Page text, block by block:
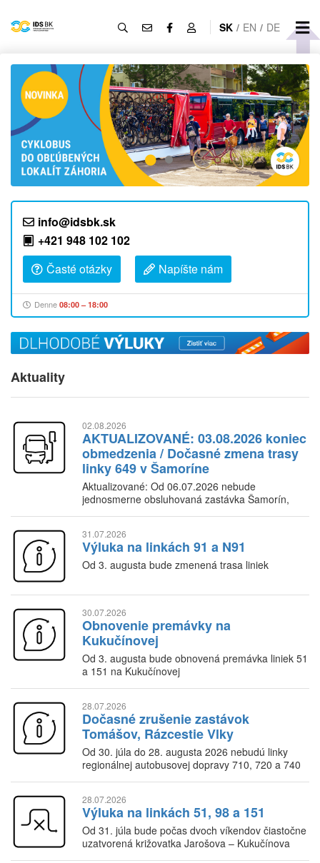
SK / EN / DE
info@idsbk.sk
+421 948 102 102
Časté otázky
Napíšte nám
Denne 08:00 – 18:00
Aktuality
02.08.2026
AKTUALIZOVANÉ: 03.08.2026 koniec
obmedzenia / Dočasné zmena trasy
linky 649 v Šamoríne
Aktualizované: Od 06.07.2026 nebude
jednosmerne obsluhovaná zastávka Šamorín,
31.07.2026
Výluka na linkách 91 a N91
Od 3. augusta bude zmenená trasa liniek
30.07.2026
Obnovenie premávky na
Kukučínovej
Od 3. augusta bude obnovená premávka liniek 51
a 151 na Kukučínovej
28.07.2026
Dočasné zrušenie zastávok
Tomášov, Rázcestie Vlky
Od 30. júla do 28. augusta 2026 nebudú linky
regionálnej autobusovej dopravy 710, 720 a 740
28.07.2026
Výluka na linkách 51, 98 a 151
Od 31. júla bude počas dvoch víkendov čiastočne
uzatvorená križovatka Jarošova – Kukučínova